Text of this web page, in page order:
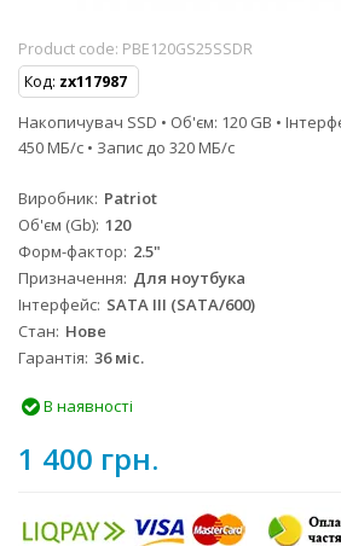
Product code: PBE120GS25SSDR
Код: zx117987
Накопичувач SSD • Об'єм: 120 GB •
450 МБ/с • Запис до 320 МБ/с
Виробник Patriot
Об'єм (Gb) 120
Форм-фактор 2.5"
Призначення Для ноутбука
Інтерфейс SATA III (SATA/600)
Стан Нове
Гарантія 36 міс.
В наявності
1 400 грн.